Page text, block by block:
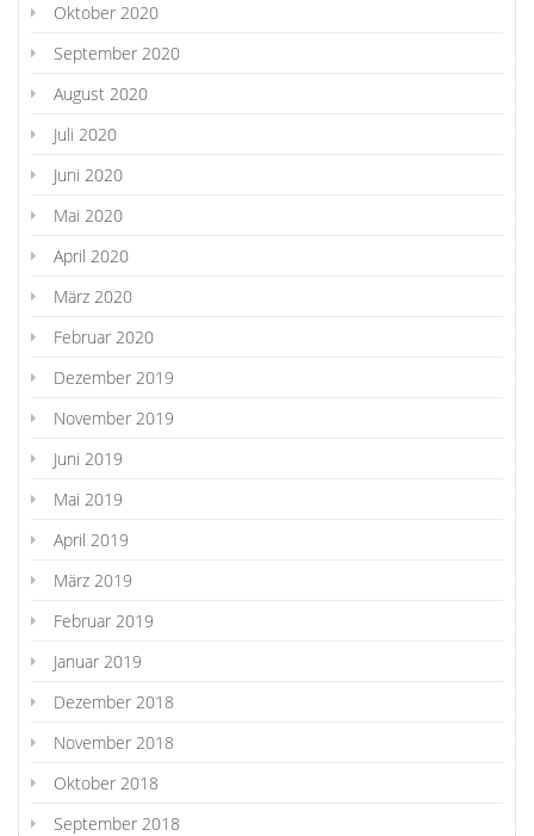
Oktober 2020
September 2020
August 2020
Juli 2020
Juni 2020
Mai 2020
April 2020
März 2020
Februar 2020
Dezember 2019
November 2019
Juni 2019
Mai 2019
April 2019
März 2019
Februar 2019
Januar 2019
Dezember 2018
November 2018
Oktober 2018
September 2018